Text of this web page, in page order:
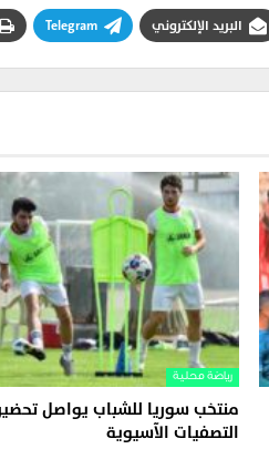
البريد الإلكتروني Telegram
رياضة محلية
منتخب سوريا للشباب يواصل
التصفيات الآسيوية